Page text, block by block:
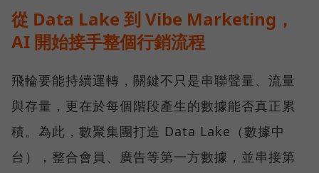
從 Data Lake 到 Vibe Marketing，
AI 開始接手整個行銷流程
飛輪要能持續運轉，關鍵不只是串聯聲量、流量
與存量，更在於每個階段產生的數據能否真正累
積。為此，數聚集團打造 Data Lake（數據中
台），整合會員、廣告等第一方數據，並串接第